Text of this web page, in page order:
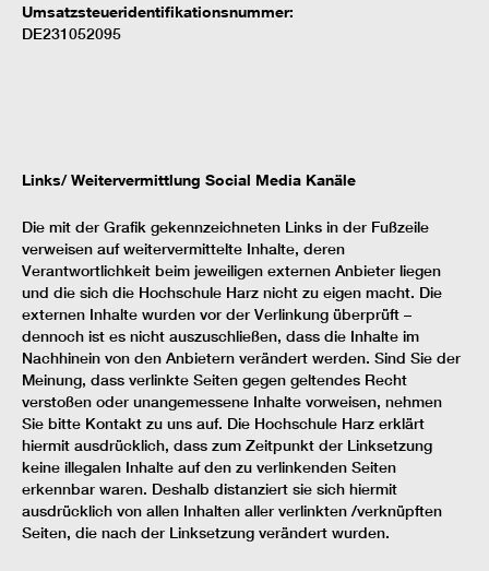
Umsatzsteueridentifikationsnummer:
DE231052095
Links/ Weitervermittlung Social Media Kanäle
Die mit der Grafik gekennzeichneten Links in der Fußzeile
verweisen auf weitervermittelte Inhalte, deren
Verantwortlichkeit beim jeweiligen externen Anbieter liegen
und die sich die Hochschule Harz nicht zu eigen macht. Die
externen Inhalte wurden vor der Verlinkung überprüft –
dennoch ist es nicht auszuschließen, dass die Inhalte im
Nachhinein von den Anbietern verändert werden. Sind Sie der
Meinung, dass verlinkte Seiten gegen geltendes Recht
verstoßen oder unangemessene Inhalte vorweisen, nehmen
Sie bitte Kontakt zu uns auf. Die Hochschule Harz erklärt
hiermit ausdrücklich, dass zum Zeitpunkt der Linksetzung
keine illegalen Inhalte auf den zu verlinkenden Seiten
erkennbar waren. Deshalb distanziert sie sich hiermit
ausdrücklich von allen Inhalten aller verlinkten /verknüpften
Seiten, die nach der Linksetzung verändert wurden.